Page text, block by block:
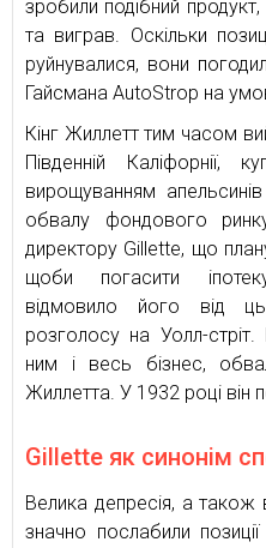
зробили подібний
та виграв. Оскільки
руйнувалися, вони
Гайсмана AutoStrop на
Кінг Жиллетт тим часом
Південній Каліфорнії,
вирощуванням
обвалу фондового
директору Gillette, що
щоби погасити
відмовило його від
розголосу на Уолл-
ним і весь бізнес,
Жиллетта. У 1932 році він
Gillette як синонім
Велика депресія, а також
значно послабили